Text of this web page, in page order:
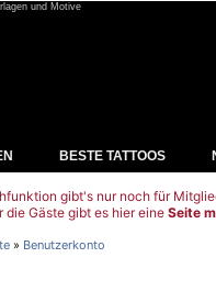
und Motive
BESTE TATTOOS
gibt's nur noch für
die Gäste gibt es hier eine Seite
» Benutzerkonto